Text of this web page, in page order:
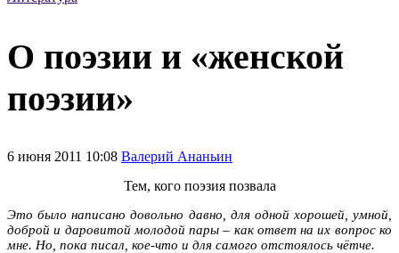
О поэзии и «женской
поэзии»
6 июня 2011 10:08 Валерий Ананьин
Тем, кого поэзия позвала
Это было написано довольно давно, для одной хорошей, умной,
доброй и даровитой молодой пары – как ответ на их вопрос ко
мне. Но, пока писал, кое-что и для самого отстоялось чётче.